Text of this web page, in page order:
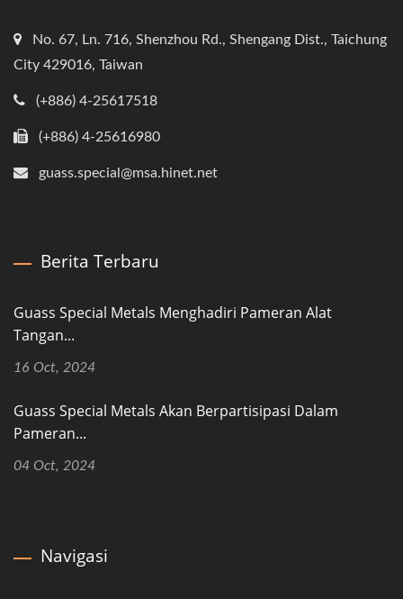
No. 67, Ln. 716, Shenzhou Rd., Shengang Dist., Taichung
City 429016, Taiwan
(+886) 4-25617518
(+886) 4-25616980
guass.special@msa.hinet.net
Berita Terbaru
Guass Special Metals Menghadiri Pameran Alat
Tangan...
16 Oct, 2024
Guass Special Metals Akan Berpartisipasi Dalam
Pameran...
04 Oct, 2024
Navigasi